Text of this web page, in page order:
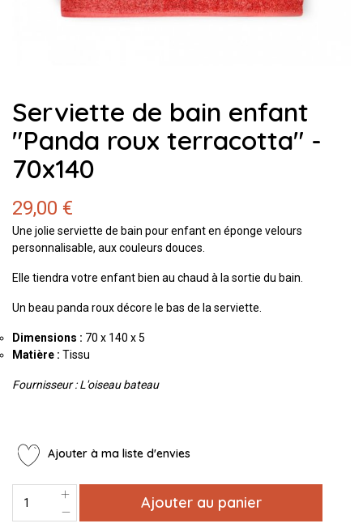
Serviette de bain enfant
"Panda roux terracotta" -
70x140
29,00 €
Une jolie serviette de bain pour enfant en éponge velours
personnalisable, aux couleurs douces.
Elle tiendra votre enfant bien au chaud à la sortie du bain.
Un beau panda roux décore le bas de la serviette.
Dimensions : 70 x 140 x 5
Matière : Tissu
Fournisseur : L'oiseau bateau
Ajouter à ma liste d'envies
Ajouter au panier